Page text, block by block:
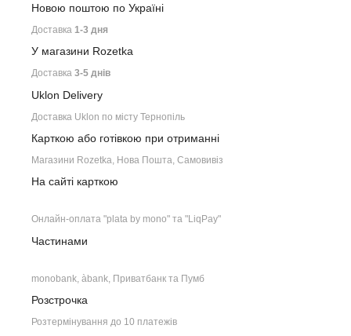
Новою поштою по Україні
Доставка 1-3 дня
У магазини Rozetka
Доставка 3-5 днів
Uklon Delivery
Доставка Uklon по місту Тернопіль
Карткою або готівкою при отриманні
Магазини Rozetka, Нова Пошта, Самовивіз
На сайті карткою
Онлайн-оплата "plata by mono" та "LiqPay"
Частинами
monobank, àbank, Приватбанк та Пумб
Розстрочка
Розтермінування до 10 платежів